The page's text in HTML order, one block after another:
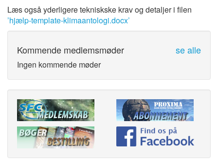
Læs også yderligere tekniskske krav og detaljer i filen
’hjælp-template-klimaantologi.docx’
Kommende medlemsmøder se alle
Ingen kommende møder